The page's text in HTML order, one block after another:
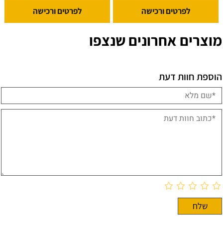
לפרטים ורכישה לפרטים ורכישה
מוצרים אחרונים שנצפו
הוספת חוות דעת